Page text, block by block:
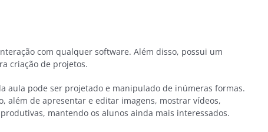
com qualquer software. Além disso, possui um
criação de projetos.
aula pode ser projetado e manipulado de inúmeras formas.
além de apresentar e editar imagens, mostrar vídeos,
mantendo os alunos ainda mais interessados.